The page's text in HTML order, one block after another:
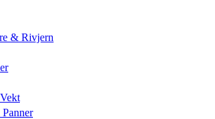
& Rivjern